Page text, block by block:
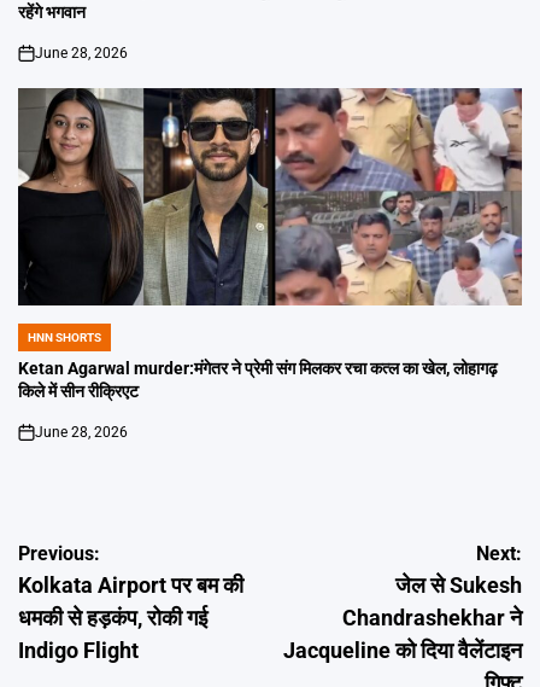
रहेंगे भगवान
on
June 28, 2026
POSTED
IN
HNN SHORTS
Ketan Agarwal murder:मंगेतर ने प्रेमी संग मिलकर रचा कत्ल का खेल, लोहागढ़
किले में सीन रीक्रिएट
on
June 28, 2026
Post
navigation
Previous:
Kolkata Airport पर बम की
धमकी से हड़कंप, रोकी गई
Indigo Flight
Next:
जेल से Sukesh
Chandrashekhar ने
Jacqueline को दिया वैलेंटाइन